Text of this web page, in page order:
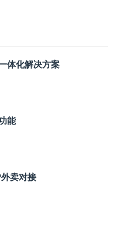
体化解决方案
能
卖对接